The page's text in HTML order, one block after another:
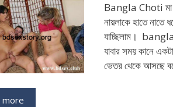
Bangla Choti মা
নায়লাকে হাতে নাতে
যাচ্ছিলাম।
যাবার সময় কানে
ভেতর থেকে আসছে
more